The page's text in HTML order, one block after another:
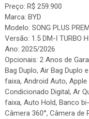
Preço: R$ 259.900
Marca: BYD
Modelo: SONG PLUS
Versão: 1.5 DM-I TURBO
Ano: 2025/2026
Opcionais: 2 Anos de
Bag Duplo, Air Bag Duplo
faixa, Android Auto,
Condicionado Digital, Ar
faixa, Auto Hold, Banco
Câmera 360°, Câmera de